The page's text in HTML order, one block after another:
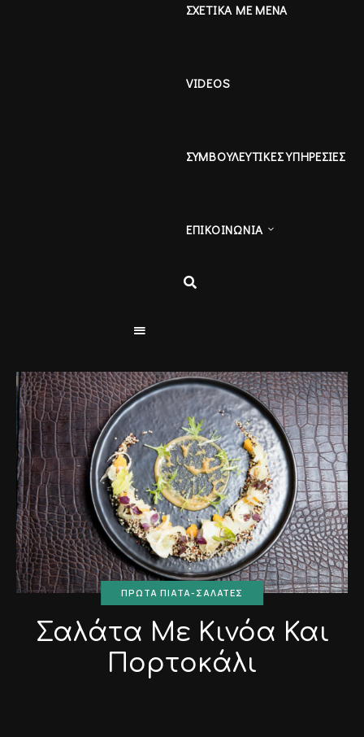
ΣΧΕΤΙΚΑ ΜΕ ΜΕΝΑ
VIDEOS
ΣΥΜΒΟΥΛΕΥΤΙΚΕΣ ΥΠΗΡΕΣΙΕΣ
ΕΠΙΚΟΙΝΩΝΙΑ
ΠΡΏΤΑ ΠΙΆΤΑ-ΣΑΛΆΤΕΣ
Σαλάτα Με Κινόα Και
Πορτοκάλι